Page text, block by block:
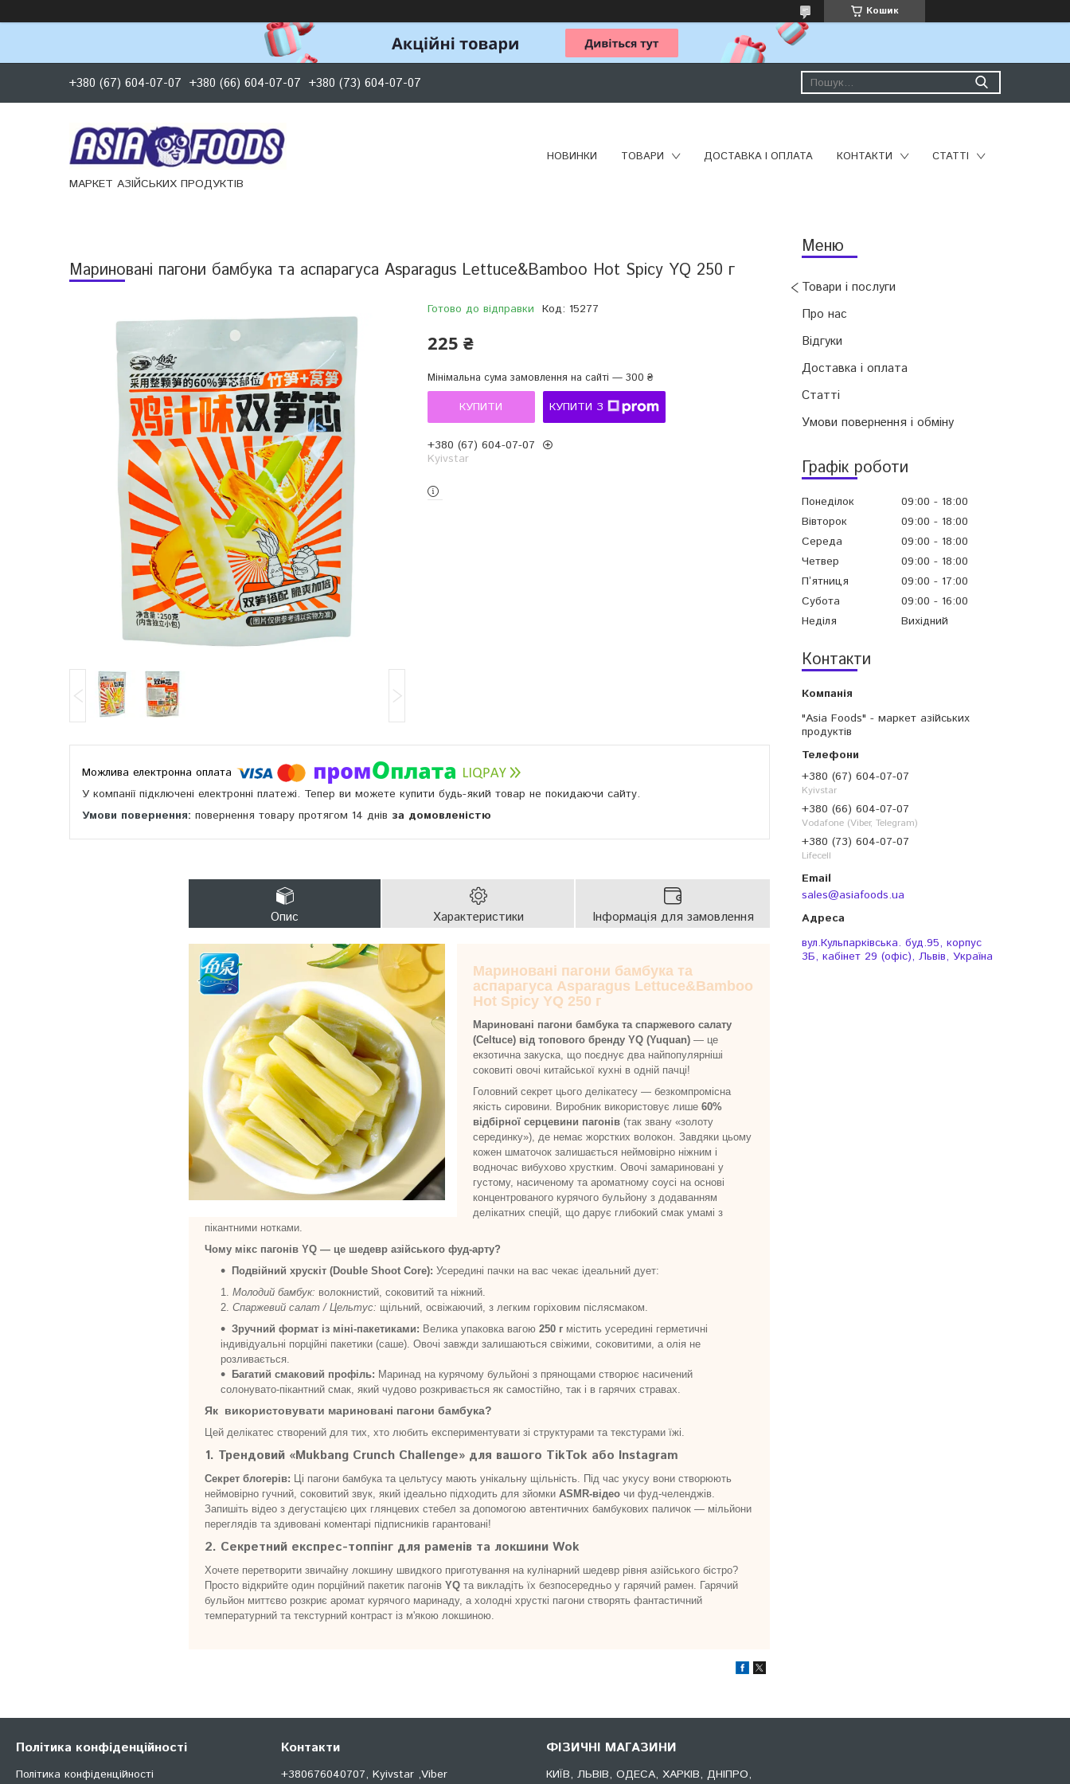
Кошик
+380 (67) 604-07-07 +380 (66) 604-07-07 +380 (73) 604-07-07
МАРКЕТ АЗІЙСЬКИХ ПРОДУКТІВ
НОВИНКИ ТОВАРИ ДОСТАВКА І ОПЛАТА КОНТАКТИ СТАТТІ
Товари і послуги
Про нас
Відгуки
Доставка і оплата
Статті
Умови повернення і обміну
Графік роботи
Понеділок 09:00
18:00
Вівторок
09:00
18:00
Середа
09:00
18:00
Четвер
09:00
18:00
Пʼятниця
09:00
17:00
Субота
09:00
16:00
Неділя
Вихідний
Контакти
"Asia Foods" - маркет азійських
продуктів
+380 (67) 604-07-07
Kyivstar
+380 (66) 604-07-07
Vodafone (Viber, Telegram)
+380 (73) 604-07-07
Lifecell
sales@asiafoods.ua
вул.Кульпарківська. буд.95, корпус
3Б, кабінет 29 (офіс), Львів, Україна
Мариновані пагони бамбука та аспарагуса Asparagus Lettuce&Bamboo Hot Spicy YQ 250 г
Готово до відправки Код: 15277
225 ₴
Мінімальна сума замовлення на сайті — 300 ₴
КУПИТИ КУПИТИ З
+380 (67) 604-07-07
Kyivstar
У компанії підключені електронні платежі. Тепер ви можете купити будь-який товар не покидаючи сайту.
повернення товару протягом 14 днів за домовленістю
Опис Характеристики Інформація для замовлення
Мариновані пагони бамбука та
аспарагуса Asparagus Lettuce&Bamboo
Hot Spicy YQ 250 г
Мариновані пагони бамбука та спаржевого салату
(Celtuce) від топового бренду YQ (Yuquan) — це
екзотична закуска, що поєднує два найпопулярніші
соковиті овочі китайської кухні в одній пачці!
Головний секрет цього делікатесу — безкомпромісна
якість сировини. Виробник використовує лише 60%
відбірної серцевини пагонів (так звану «золоту
серединку»), де немає жорстких волокон. Завдяки цьому
кожен шматочок залишається неймовірно ніжним і
водночас вибухово хрустким. Овочі замариновані у
густому, насиченому та ароматному соусі на основі
концентрованого курячого бульйону з додаванням
делікатних спецій, що дарує глибокий смак умамі з
пікантними нотками.
Чому мікс пагонів YQ — це шедевр азійського фуд-арту?
Подвійний хрускіт (Double Shoot Core): Усередині пачки на вас чекає ідеальний дует:
Молодий бамбук: волокнистий, соковитий та ніжний.
Спаржевий салат / Цельтус: щільний, освіжаючий, з легким горіховим післясмаком.
Зручний формат із міні-пакетиками: Велика упаковка вагою 250 г містить усередині герметичні
індивідуальні порційні пакетики (саше). Овочі завжди залишаються свіжими, соковитими, а олія не
розливається.
Багатий смаковий профіль: Маринад на курячому бульйоні з прянощами створює насичений
солонувато-пікантний смак, який чудово розкривається як самостійно, так і в гарячих стравах.
Як використовувати мариновані пагони бамбука?
Цей делікатес створений для тих, хто любить експериментувати зі структурами та текстурами їжі.
1. Трендовий «Mukbang Crunch Challenge» для вашого TikTok або Instagram
Секрет блогерів: Ці пагони бамбука та цельтусу мають унікальну щільність. Під час укусу вони створюють
неймовірно гучний, соковитий звук, який ідеально підходить для зйомки ASMR-відео чи фуд-челенджів.
Запишіть відео з дегустацією цих глянцевих стебел за допомогою автентичних бамбукових паличок — мільйони
переглядів та здивовані коментарі підписників гарантовані!
2. Секретний експрес-топпінг для раменів та локшини Wok
Хочете перетворити звичайну локшину швидкого приготування на кулінарний шедевр рівня азійського бістро?
Просто відкрийте один порційний пакетик пагонів YQ та викладіть їх безпосередньо у гарячий рамен. Гарячий
бульйон миттєво розкриє аромат курячого маринаду, а холодні хрусткі пагони створять фантастичний
температурний та текстурний контраст із м'якою локшиною.
Політика конфіденційності
Політика конфіденційності
Контакти
+380676040707, Kyivstar ,Viber
ФІЗИЧНІ МАГАЗИНИ
КИЇВ, ЛЬВІВ, ОДЕСА, ХАРКІВ, ДНІПРО,